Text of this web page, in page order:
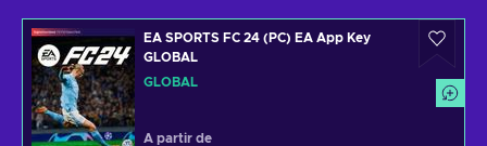
EA SPORTS FC 24 (PC) EA App Key
GLOBAL
GLOBAL
A partir de